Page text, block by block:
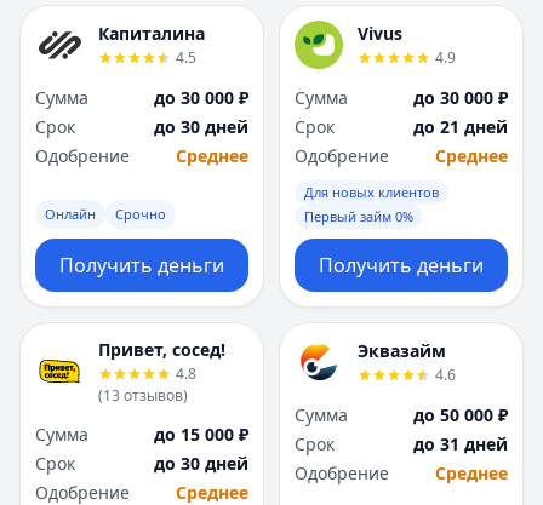
Капиталина
4.5
Сумма
до 30 000 ₽
Срок
до 30 дней
Одобрение
Среднее
Онлайн Срочно
Получить деньги
Vivus
4.9
Сумма
до 30 000 ₽
Срок
до 21 дней
Одобрение
Среднее
Для новых клиентов
Первый займ 0%
Получить деньги
Привет, сосед!
4.8
(13 отзывов)
Сумма
до 15 000 ₽
Срок
до 30 дней
Одобрение
Среднее
Эквазайм
4.6
Сумма
до 50 000 ₽
Срок
до 31 дней
Одобрение
Среднее